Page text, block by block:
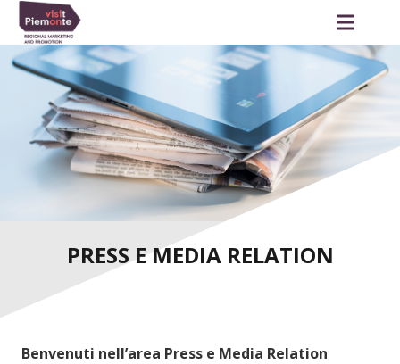
PRESS E MEDIA RELATION
Benvenuti nell’area Press e Media Relation